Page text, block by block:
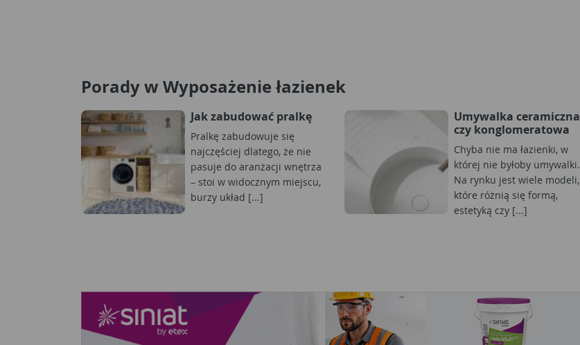
Porady w Wyposażenie łazienek
Jak zabudować pralkę
Pralkę zabudowuje się
najczęściej dlatego, że nie
pasuje do aranżacji wnętrza
– stoi w widocznym miejscu,
burzy układ [...]
Umywalka ceramiczna
czy konglomeratowa
Chyba nie ma łazienki, w
której nie byłoby umywalki.
Na rynku jest wiele modeli,
które różnią się formą,
estetyką czy [...]